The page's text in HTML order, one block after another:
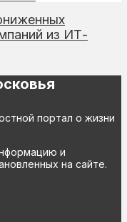
из ИТ-
портал о жизни
и
на сайте.